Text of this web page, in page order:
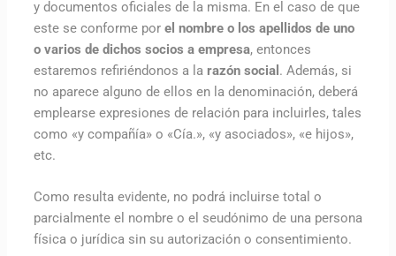
y documentos oficiales de la misma. En el caso de que
este se conforme por el nombre o los apellidos de uno
o varios de dichos socios a empresa, entonces
estaremos refiriéndonos a la razón social . Además, si
no aparece alguno de ellos en la denominación, deberá
emplearse expresiones de relación para incluirles, tales
como «y compañía» o «Cía.», «y asociados», «e hijos»,
etc.
Como resulta evidente, no podrá incluirse total o
parcialmente el nombre o el seudónimo de una persona
física o jurídica sin su autorización o consentimiento.